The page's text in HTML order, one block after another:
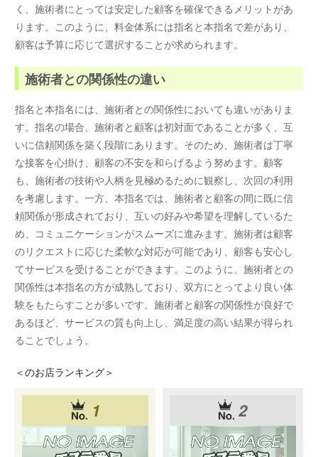
く、施術者にとっては安定した顧客を確保できるメリットがあ
ります。このように、料金体系には指名と本指名で差があり、
顧客は予算に応じて選択することが求められます。
施術者との関係性の違い
指名と本指名には、施術者との関係性においても違いがありま
す。指名の場合、施術者と顧客は初対面であることが多く、互
いに信頼関係を築く段階にあります。そのため、施術者は丁寧
な接客を心掛け、顧客の不安を和らげるよう努めます。顧客
も、施術者の技術や人柄を見極めるために観察し、次回の利用
を考慮します。一方、本指名では、施術者と顧客の間に既に信
頼関係が形成されており、互いの好みや希望を理解しているた
め、コミュニケーションがスムーズに進みます。施術者は顧客
のリクエストに応じた柔軟な対応が可能であり、顧客も安心し
てサービスを受けることができます。このように、施術者との
関係性は本指名の方が成熟しており、双方にとってより良い体
験をもたらすことが多いです。施術者と顧客の関係性が良好で
あるほど、サービスの質も向上し、満足度の高い結果が得られ
ることでしょう。
＜のお店ランキング＞
1 2